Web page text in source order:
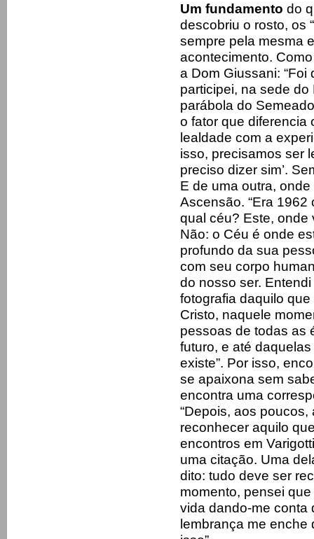
Um fundamento do
descobriu o rosto, os
sempre pela mesma
acontecimento.
a Dom Giussani:
participei, na sede
parábola do
o fator que diferencia
lealdade com a
isso, precisamos ser
preciso dizer sim’.
E de uma outra,
Ascensão. “Era
qual céu? Este, onde
Não: o Céu é onde
profundo da sua
com seu corpo
do nosso ser.
fotografia daquilo
Cristo, naquele
pessoas de todas as
futuro, e até
existe”. Por isso,
se apaixona sem
encontra uma
“Depois, aos
reconhecer aquilo
encontros em
uma citação. Uma
dito: tudo deve ser
momento, pensei
vida dando-me conta
lembrança me enche